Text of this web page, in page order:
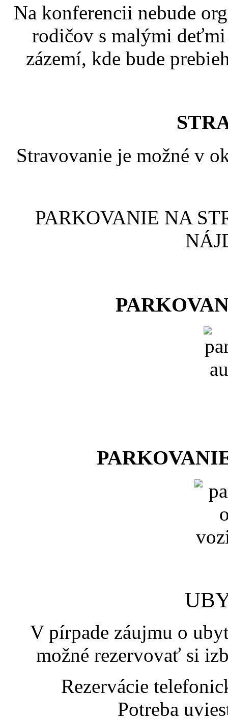
Na konferencii nebude
rodičov s malými
zázemí, kde bude
Stravovanie je možné v
PARKOVANIE NA
V pírpade záujmu o
možné rezervovať si
Rezervácie
Potreba